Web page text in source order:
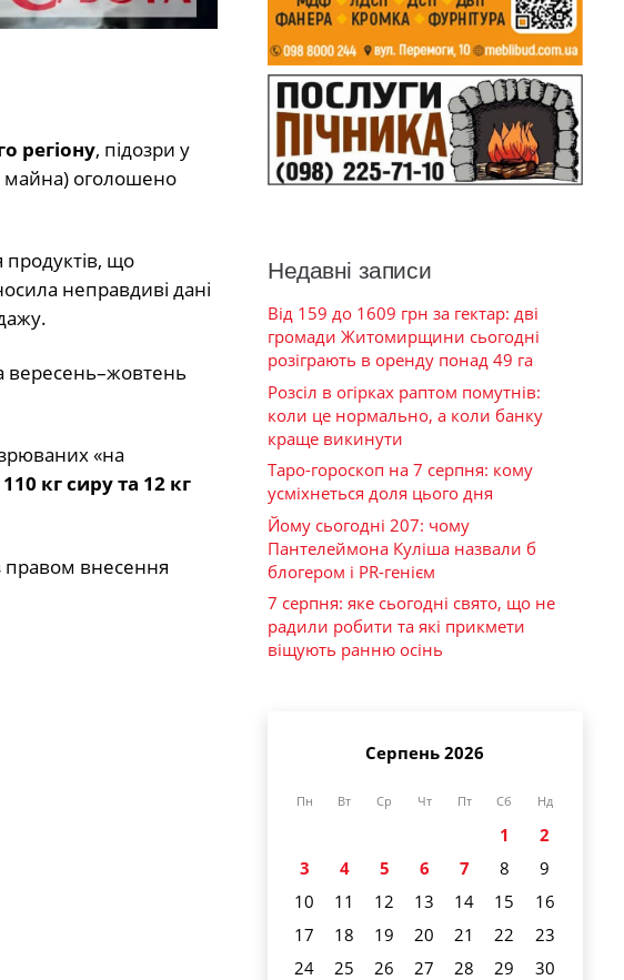
регіону, підозри у
майна) оголошено
продуктів, що
неправдиві дані
«на
кг сиру та 12 кг
внесення
Недавні записи
Від 159 до 1609 грн за гектар: дві
громади Житомирщини сьогодні
розіграють в оренду понад 49 га
Розсіл в огірках раптом помутнів:
коли це нормально, а коли банку
краще викинути
Таро-гороскоп на 7 серпня: кому
усміхнеться доля цього дня
Йому сьогодні 207: чому
Пантелеймона Куліша назвали б
блогером і PR-генієм
7 серпня: яке сьогодні свято, що не
радили робити та які прикмети
віщують ранню осінь
Серпень 2026
Пн Вт Ср Чт Пт Сб Нд
1
2
3
4 5 6 7 8
9
10
11 12 13 14 15
16
17
18 19 20 21 22
23
24
25 26 27 28 29
30